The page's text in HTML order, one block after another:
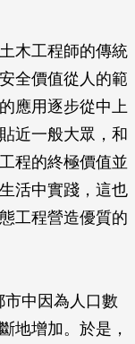
木工程師的傳統
全價值從人的範
應用逐步從中上
近一般大眾，和
程的終極價值並
活中實踐，這也
工程營造優質的
中因為人口數
地增加。於是，